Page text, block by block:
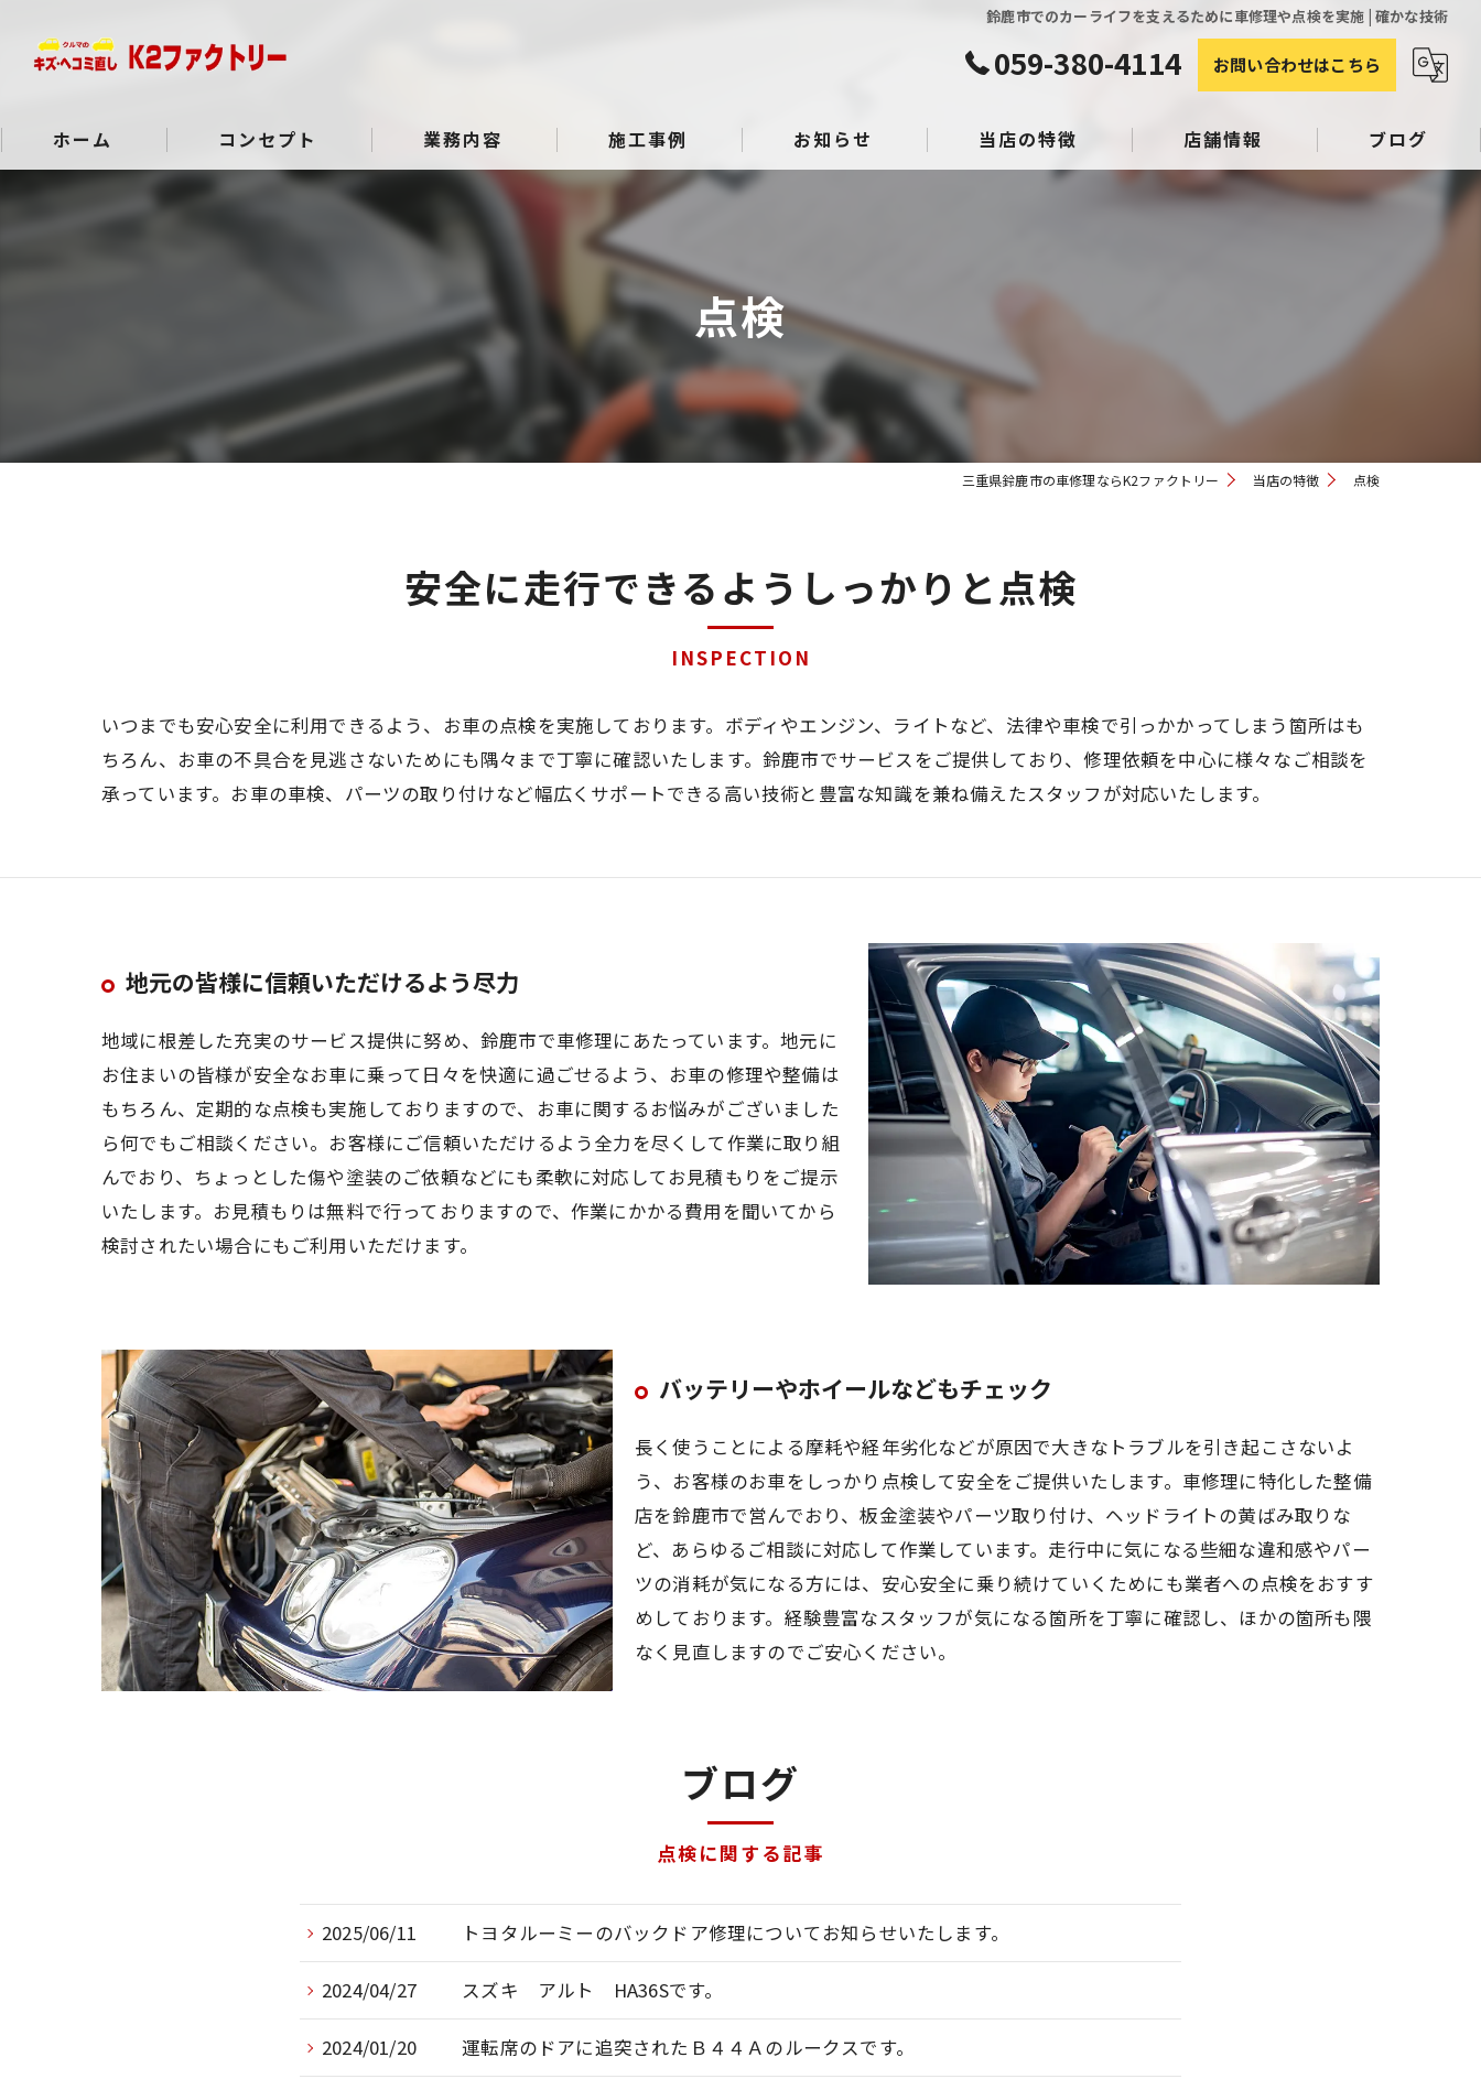
鈴鹿市でのカーライフを支えるために車修理や点検を実施 | 確かな技術
059-380-4114 お問い合わせはこちら
ホーム コンセプト 業務内容
よくある質問
施工事例 お知らせ 当店の特徴
へこみ
店舗情報 ブログ
点検
三重県鈴鹿市の車修理ならK2ファクトリー 当店の特徴 点検
安全に走行できるようしっかりと点検
INSPECTION
いつまでも安心安全に利用できるよう、お車の点検を実施しております。ボディやエンジン、ライトなど、法律や車検で引っかかってしまう箇所はも
ちろん、お車の不具合を見逃さないためにも隅々まで丁寧に確認いたします。鈴鹿市でサービスをご提供しており、修理依頼を中心に様々なご相談を
承っています。お車の車検、パーツの取り付けなど幅広くサポートできる高い技術と豊富な知識を兼ね備えたスタッフが対応いたします。
地元の皆様に信頼いただけるよう尽力
地域に根差した充実のサービス提供に努め、鈴鹿市で車修理にあたっています。地元に
お住まいの皆様が安全なお車に乗って日々を快適に過ごせるよう、お車の修理や整備は
もちろん、定期的な点検も実施しておりますので、お車に関するお悩みがございました
ら何でもご相談ください。お客様にご信頼いただけるよう全力を尽くして作業に取り組
んでおり、ちょっとした傷や塗装のご依頼などにも柔軟に対応してお見積もりをご提示
いたします。お見積もりは無料で行っておりますので、作業にかかる費用を聞いてから
検討されたい場合にもご利用いただけます。
バッテリーやホイールなどもチェック
長く使うことによる摩耗や経年劣化などが原因で大きなトラブルを引き起こさないよ
う、お客様のお車をしっかり点検して安全をご提供いたします。車修理に特化した整備
店を鈴鹿市で営んでおり、板金塗装やパーツ取り付け、ヘッドライトの黄ばみ取りな
ど、あらゆるご相談に対応して作業しています。走行中に気になる些細な違和感やパー
ツの消耗が気になる方には、安心安全に乗り続けていくためにも業者への点検をおすす
めしております。経験豊富なスタッフが気になる箇所を丁寧に確認し、ほかの箇所も隈
なく見直しますのでご安心ください。
ブログ
点検に関する記事
2025/06/11 トヨタルーミーのバックドア修理についてお知らせいたします。
2024/04/27 スズキ アルト HA36Sです。
2024/01/20 運転席のドアに追突されたＢ４４Ａのルークスです。